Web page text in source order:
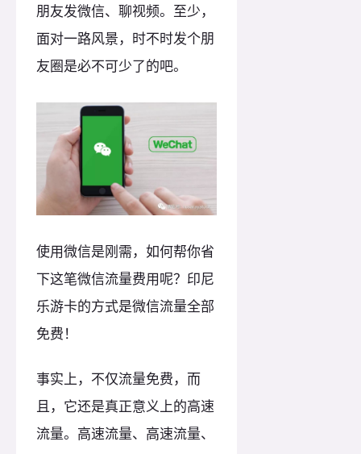
朋友发微信、聊视频。至少，
面对一路风景，时不时发个朋
友圈是必不可少了的吧。
使用微信是刚需，如何帮你省
下这笔微信流量费用呢？印尼
乐游卡的方式是微信流量全部
免费！
事实上，不仅流量免费，而
且，它还是真正意义上的高速
流量。高速流量、高速流量、